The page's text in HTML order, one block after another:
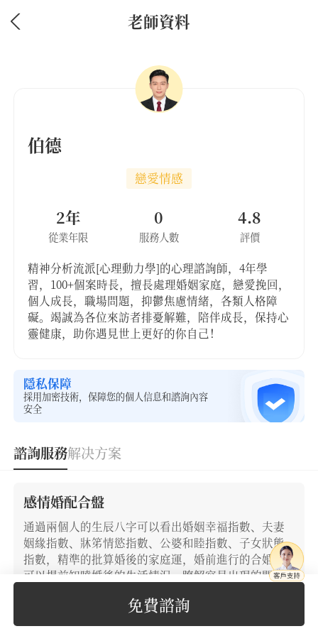
老師資料
伯德
戀愛情感
從業年限
2年
服務人數
0
評價
4.8
精神分析流派[心理動力學]的心理諮詢師，4年學
習，100+個案時長，擅長處理婚姻家庭，戀愛挽回，
個人成長，職場問題，抑鬱焦慮情緒，各類人格障
礙。竭誠為各位來訪者排憂解難，陪伴成長，保持心
靈健康，助你遇見世上更好的你自己！
隱私保障
採用加密技術，保障您的個人信息和諮詢內容
安全
諮詢服務解决方案
感情婚配合盤
通過兩個人的生辰八字可以看出婚姻幸福指數、夫妻
姻緣指數、牀笫情慾指數、公婆和睦指數、子女狀態
指數，精準的批算婚後的家庭運，婚前進行的合婚，
可以提前知曉婚後的生活情況，瞭解容易出現的問
免費諮詢